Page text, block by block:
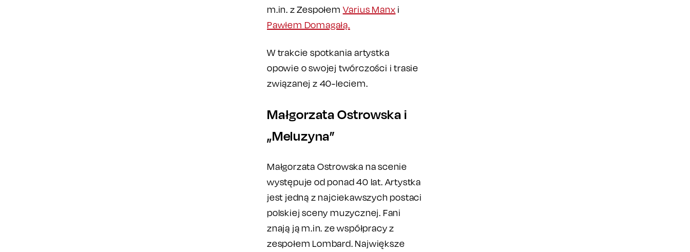
m.in. z ZespołemVarius Manx i
Pawłem Domagałą.
W trakcie spotkania artystka
opowie o swojej twórczości i trasie
związanej z 40-leciem.
Małgorzata Ostrowska i
„Meluzyna”
Małgorzata Ostrowska na scenie
występuje od ponad 40 lat. Artystka
jest jedną z najciekawszych postaci
polskiej sceny muzycznej. Fani
znają ją m.in. ze współpracy z
zespołem Lombard. Największe